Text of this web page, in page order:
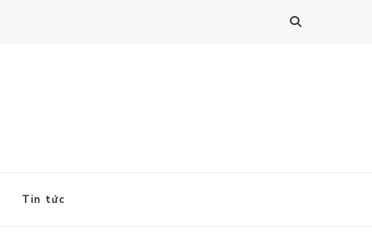
Tin tức